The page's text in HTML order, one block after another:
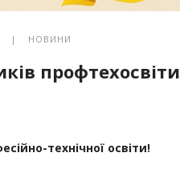
| НОВИНИ
профтехосвіти
технічної освіти!